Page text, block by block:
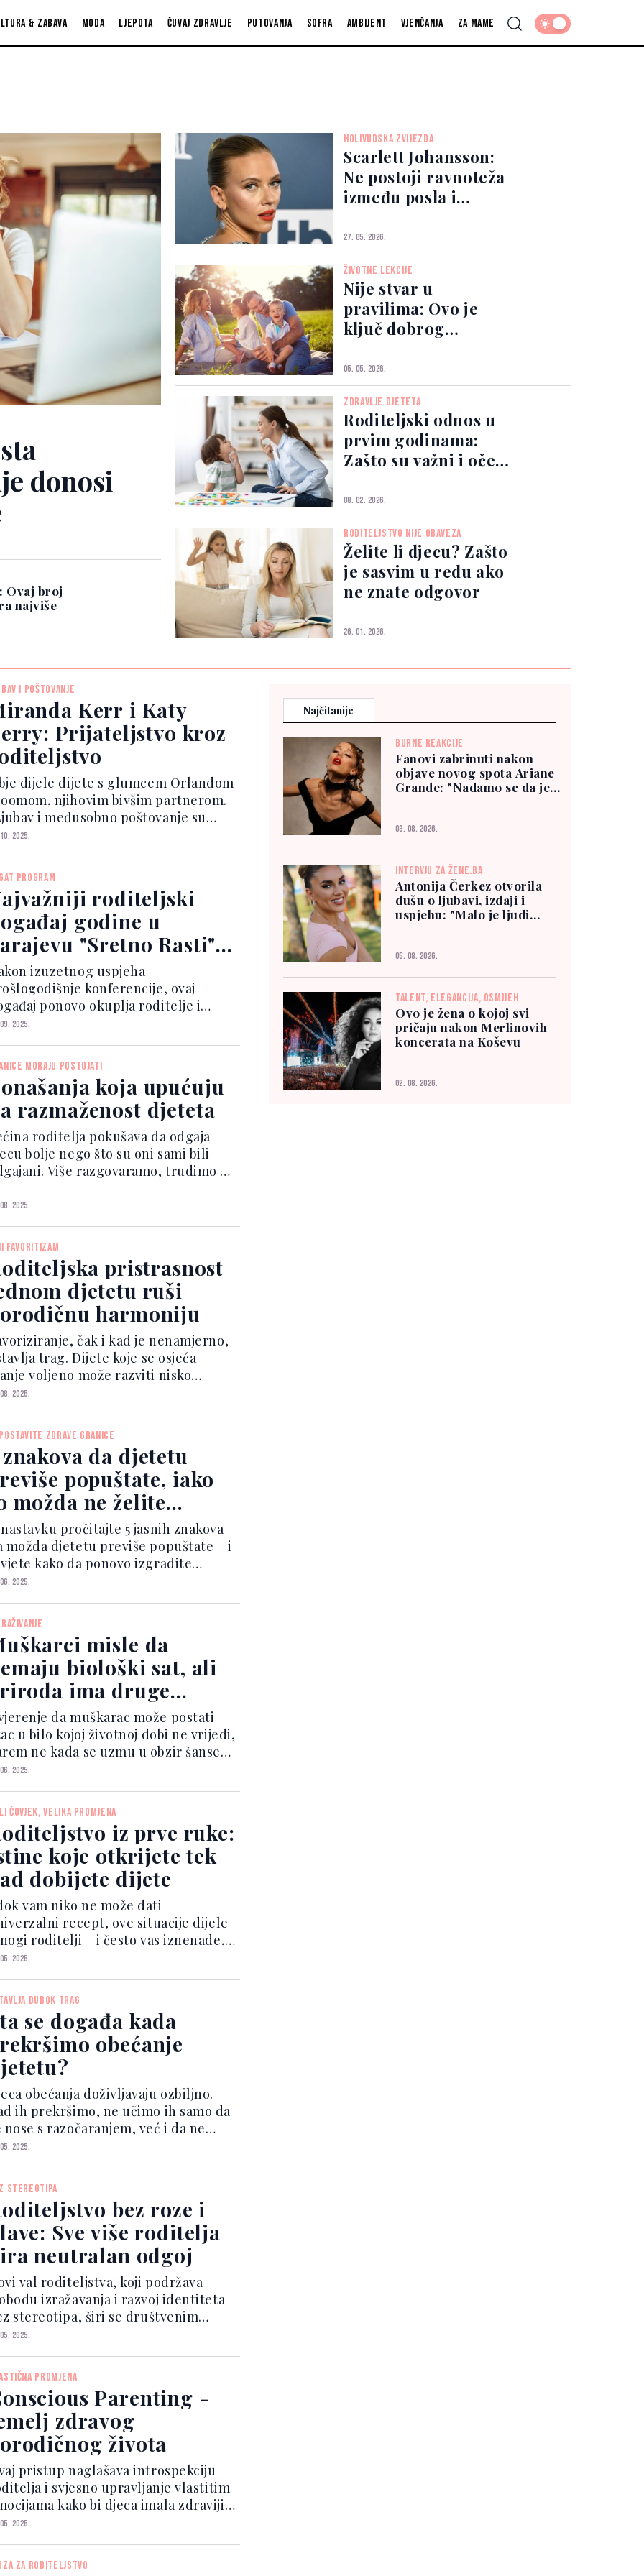
& zabava Moda Ljepota Čuvaj zdravlje Putovanja Sofra Ambijent Vjenčanja Za mame
donosi
Ovaj broj
najviše
HOLIVUDSKA ZVIJEZDA
Scarlett Johansson:
Ne postoji ravnoteža
između posla i
27. 05. 2026.
ŽIVOTNE LEKCIJE
Nije stvar u
pravilima: Ovo je
ključ dobrog
05. 05. 2026.
ZDRAVLJE DJETETA
Roditeljski odnos u
prvim godinama:
Zašto su važni i očevi
08. 02. 2026.
RODITELJSTVO NIJE OBAVEZA
Želite li djecu? Zašto
je sasvim u redu ako
ne znate odgovor
26. 01. 2026.
I POŠTOVANJE
Kerr i Katy
Prijateljstvo kroz
dijele dijete s glumcem Orlandom
njihovim bivšim partnerom.
i međusobno poštovanje su
rekla je Kerr. Bivša
smo ljudi i važno je staviti djecu na
mjesto,...
2025.
PROGRAM
roditeljski
godine u
"Sretno Rasti"
oktobra
izuzetnog uspjeha
konferencije, ovaj
ponovo okuplja roditelje i
kako bi zajedno razgovarali
Roditelji, niste sami!
konferencije, agencija
2025.
MORAJU POSTOJATI
koja upućuju
razmaženost djeteta
roditelja pokušava da odgaja
bolje nego što su oni sami bili
Više razgovaramo, trudimo se
čak i uz najbolje namjere, neke
jednostavno moraju da postoje.
dijete s...
2025.
FAVORITIZAM
pristrasnost
djetetu ruši
harmoniju
čak i kad je nenamjerno,
trag. Dijete koje se osjeća
voljeno može razviti nisko
povučenost ili
ne primjećuje, djeca jako dobro
kada neko od njih...
2025.
ZDRAVE GRANICE
znakova da djetetu
popuštate, iako
možda ne želite
pročitajte 5 jasnih znakova
možda djetetu previše popuštate – i
kako da ponovo izgradite
i uspostavite zdrave granice.
„Molim te, ne bacaj to“ ili „Bilo bi
2025.
misle da
biološki sat, ali
ima druge
da muškarac može postati
u bilo kojoj životnoj dobi ne vrijedi,
ne kada se uzmu u obzir šanse
začeće, kvalitet genetskog
na zdravlje djece Već nakon
godine kod muš...
2025.
ČOVJEK, VELIKA PROMJENA
iz prve ruke:
koje otkrijete tek
dobijete dijete
vam niko ne može dati
recept, ove situacije dijele
roditelji – i često vas iznenade,
koliko mislili da ste spremni. 1. San?
se dok još možete". A vi ste
da mal...
2025.
DUBOK TRAG
se događa kada
obećanje
obećanja doživljavaju ozbiljno.
ih prekršimo, ne učimo ih samo da
nose s razočaranjem, već i da ne
uvijek računati na našu riječ. To
sigurnosti. Evo nekoliko
čestog kr...
2025.
STEREOTIPA
bez roze i
Sve više roditelja
neutralan odgoj
val roditeljstva, koji podržava
izražavanja i razvoj identiteta
stereotipa, širi se društvenim
i među trgovinama dječje
uniseks odjeći i igračkama
potiču maštu,...
2025.
PROMJENA
Parenting -
zdravog
života
pristup naglašava introspekciju
i svjesno upravljanje vlastitim
kako bi djeca imala zdraviji
razvoj. Conscious
projektirati vlastite nesvjesne
2025.
ZA RODITELJSTVO
Najčitanije
BURNE REAKCIJE
Fanovi zabrinuti nakon
objave novog spota Ariane
Grande: "Nadamo se da je
03. 08. 2026.
INTERVJU ZA ŽENE.BA
Antonija Čerkez otvorila
dušu o ljubavi, izdaji i
uspjehu: "Malo je ljudi
05. 08. 2026.
TALENT, ELEGANCIJA, OSMIJEH
Ovo je žena o kojoj svi
pričaju nakon Merlinovih
koncerata na Koševu
02. 08. 2026.